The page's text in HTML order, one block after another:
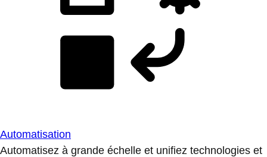
Automatisation
Automatisez à grande échelle et unifiez technologies et